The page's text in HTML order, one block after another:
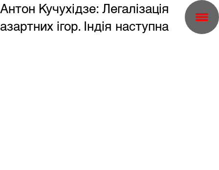
Антон Кучухідзе: Легалізація
азартних ігор. Індія наступна